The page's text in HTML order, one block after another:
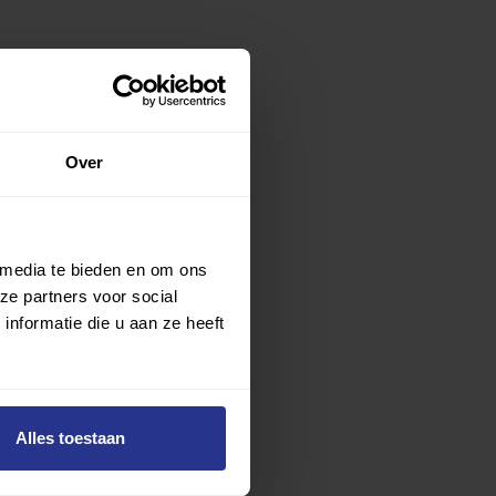
Over
te bieden en om ons
partners voor social
die u aan ze heeft
Alles toestaan